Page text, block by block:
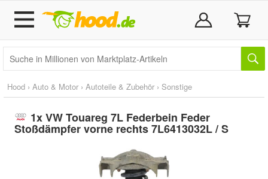
Hood › Auto & Motor › Autoteile & Zubehör › Sonstige
1x VW Touareg 7L Federbein Feder
Stoßdämpfer vorne rechts 7L6413032L / S